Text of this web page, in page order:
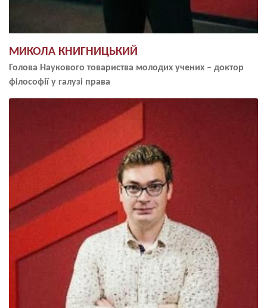
МИКОЛА КНИГНИЦЬКИЙ
Голова Наукового товариства молодих учених – доктор
філософії у галузі права